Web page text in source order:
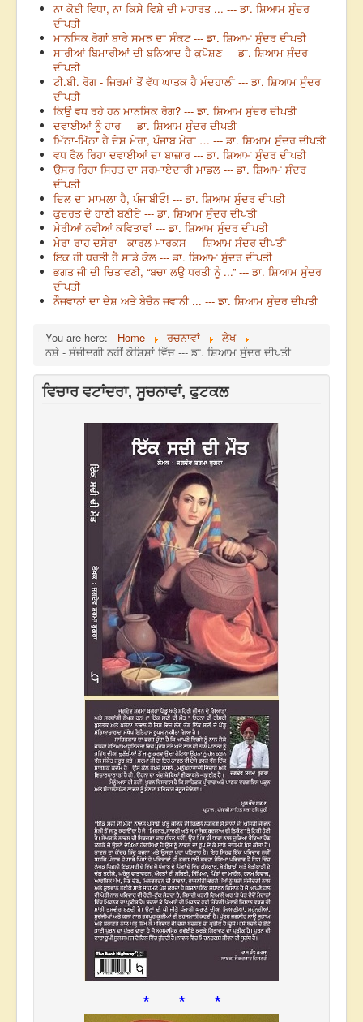
ਨਾ ਕੋਈ ਵਿਧਾ, ਨਾ ਕਿਸੇ ਵਿਸ਼ੇ ਦੀ ਮਹਾਰਤ ... --- ਡਾ. ਸ਼ਿਆਮ ਸੁੰਦਰ
ਦੀਪਤੀ
ਮਾਨਸਿਕ ਰੋਗਾਂ ਬਾਰੇ ਸਮਝ ਦਾ ਸੰਕਟ --- ਡਾ. ਸ਼ਿਆਮ ਸੁੰਦਰ ਦੀਪਤੀ
ਸਾਰੀਆਂ ਬਿਮਾਰੀਆਂ ਦੀ ਬੁਨਿਆਦ ਹੈ ਕੁਪੋਸ਼ਣ --- ਡਾ. ਸ਼ਿਆਮ ਸੁੰਦਰ
ਦੀਪਤੀ
ਟੀ.ਬੀ. ਰੋਗ - ਜਿਰਮਾਂ ਤੋਂ ਵੱਧ ਘਾਤਕ ਹੈ ਮੰਦਹਾਲੀ --- ਡਾ. ਸ਼ਿਆਮ ਸੁੰਦਰ
ਦੀਪਤੀ
ਕਿਉਂ ਵਧ ਰਹੇ ਹਨ ਮਾਨਸਿਕ ਰੋਗ? --- ਡਾ. ਸ਼ਿਆਮ ਸੁੰਦਰ ਦੀਪਤੀ
ਦਵਾਈਆਂ ਨੂੰ ਹਾਰ --- ਡਾ. ਸ਼ਿਆਮ ਸੁੰਦਰ ਦੀਪਤੀ
ਮਿੱਠਾ-ਮਿੱਠਾ ਹੈ ਦੇਸ਼ ਮੇਰਾ, ਪੰਜਾਬ ਮੇਰਾ … --- ਡਾ. ਸ਼ਿਆਮ ਸੁੰਦਰ ਦੀਪਤੀ
ਵਧ ਫੈਲ ਰਿਹਾ ਦਵਾਈਆਂ ਦਾ ਬਾਜ਼ਾਰ --- ਡਾ. ਸ਼ਿਆਮ ਸੁੰਦਰ ਦੀਪਤੀ
ਉਸਰ ਰਿਹਾ ਸਿਹਤ ਦਾ ਸਰਮਾਏਦਾਰੀ ਮਾਡਲ --- ਡਾ. ਸ਼ਿਆਮ ਸੁੰਦਰ
ਦੀਪਤੀ
ਦਿਲ ਦਾ ਮਾਮਲਾ ਹੈ, ਪੰਜਾਬੀਓ! --- ਡਾ. ਸ਼ਿਆਮ ਸੁੰਦਰ ਦੀਪਤੀ
ਕੁਦਰਤ ਦੇ ਹਾਣੀ ਬਣੀਏ --- ਡਾ. ਸ਼ਿਆਮ ਸੁੰਦਰ ਦੀਪਤੀ
ਮੇਰੀਆਂ ਨਵੀਆਂ ਕਵਿਤਾਵਾਂ --- ਡਾ. ਸ਼ਿਆਮ ਸੁੰਦਰ ਦੀਪਤੀ
ਮੇਰਾ ਰਾਹ ਦਸੇਰਾ - ਕਾਰਲ ਮਾਰਕਸ --- ਸ਼ਿਆਮ ਸੁੰਦਰ ਦੀਪਤੀ
ਇਕ ਹੀ ਧਰਤੀ ਹੈ ਸਾਡੇ ਕੋਲ --- ਡਾ. ਸ਼ਿਆਮ ਸੁੰਦਰ ਦੀਪਤੀ
ਭਗਤ ਜੀ ਦੀ ਚਿਤਾਵਣੀ, “ਬਚਾ ਲਉ ਧਰਤੀ ਨੂੰ ...” --- ਡਾ. ਸ਼ਿਆਮ ਸੁੰਦਰ
ਦੀਪਤੀ
ਨੌਜਵਾਨਾਂ ਦਾ ਦੇਸ਼ ਅਤੇ ਬੇਚੈਨ ਜਵਾਨੀ ... --- ਡਾ. ਸ਼ਿਆਮ ਸੁੰਦਰ ਦੀਪਤੀ
You are here: Home ਰਚਨਾਵਾਂ
ਲੇਖ
ਨਸ਼ੇ - ਸੰਜੀਦਗੀ ਨਹੀਂ ਕੋਸ਼ਿਸ਼ਾਂ ਵਿੱਚ --- ਡਾ. ਸ਼ਿਆਮ ਸੁੰਦਰ ਦੀਪਤੀ
ਵਿਚਾਰ ਵਟਾਂਦਰਾ, ਸੂਚਨਾਵਾਂ, ਫੁਟਕਲ
* * *